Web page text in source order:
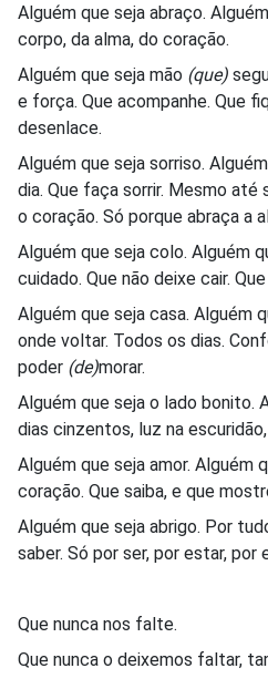
Alguém que seja abraço.
corpo, da alma, do coração.
Alguém que seja mão (que)
e força. Que acompanhe. Que
desenlace.
Alguém que seja sorriso.
dia. Que faça sorrir. Mesmo até
o coração. Só porque abraça a
Alguém que seja colo. Alguém
cuidado. Que não deixe cair.
Alguém que seja casa. Alguém
onde voltar. Todos os dias.
poder (de)morar.
Alguém que seja o lado bonito.
dias cinzentos, luz na
Alguém que seja amor. Alguém
coração. Que saiba, e que
Alguém que seja abrigo. Por
saber. Só por ser, por estar, por
Que nunca nos falte.
Que nunca o deixemos faltar,